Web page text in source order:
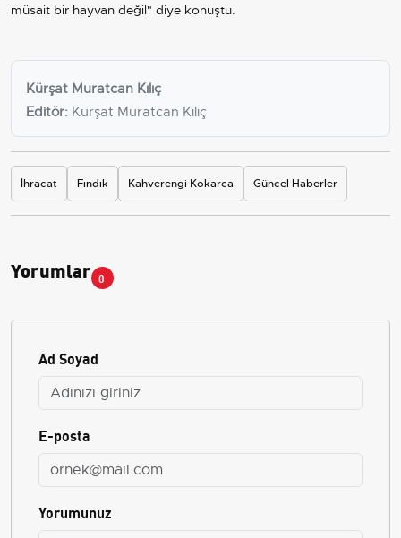
müsait bir hayvan değil" diye konuştu.
Kürşat Muratcan Kılıç
Editör: Kürşat Muratcan Kılıç
İhracat Fındık Kahverengi Kokarca Güncel Haberler
Yorumlar 0
Ad Soyad
E-posta
Yorumunuz